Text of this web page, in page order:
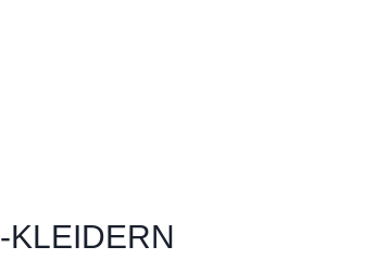
KLEIDERN